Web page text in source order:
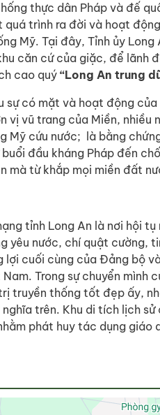
thực dân Pháp và đế
trình ra đời và hoạt
Mỹ. Tại đây, Tỉnh ủy
căn cứ của giặc, để lãnh
cao quý“Long An trung
có mặt và hoạt động của
vị vũ trang của Miền, nhiều
Mỹ cứu nước; là bằng
đầu kháng Pháp đến
mà từ khắp mọi miền đất
tỉnh Long An là nơi hội tụ
yêu nước, chí quật cường,
cuối cùng của Đảng bộ
Trong sự chuyển mình
truyền thống tốt đẹp ấy,
trên. Khu di tích lịch
phát huy tác dụng giáo